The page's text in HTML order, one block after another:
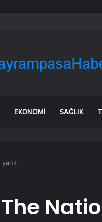
Trafiği Yoğunlaştı
EKONOMI SAĞLIK